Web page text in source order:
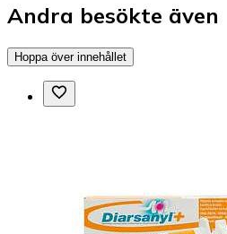
Andra besökte även
Hoppa över innehållet